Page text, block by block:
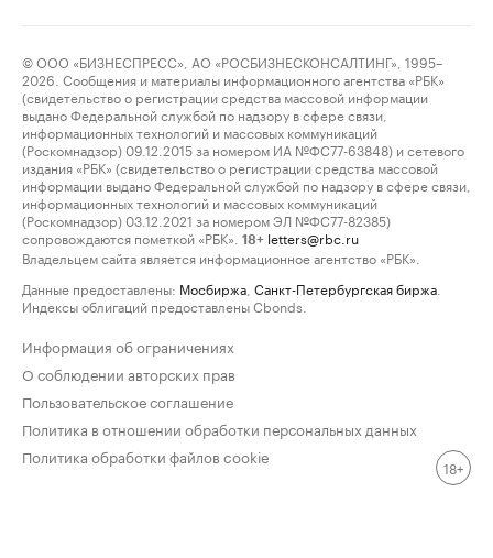
© ООО «БИЗНЕСПРЕСС», АО «РОСБИЗНЕСКОНСАЛТИНГ», 1995–
2026. Сообщения и материалы информационного агентства «РБК»
(свидетельство о регистрации средства массовой информации
выдано Федеральной службой по надзору в сфере связи,
информационных технологий и массовых коммуникаций
(Роскомнадзор) 09.12.2015 за номером ИА №ФС77-63848) и сетевого
издания «РБК» (свидетельство о регистрации средства массовой
информации выдано Федеральной службой по надзору в сфере связи,
информационных технологий и массовых коммуникаций
(Роскомнадзор) 03.12.2021 за номером ЭЛ №ФС77-82385)
сопровождаются пометкой «РБК».
18+ letters@rbc.ru
Владельцем сайта является информационное агентство «РБК».
Данные предоставлены: Мосбиржа Санкт-Петербургская биржа
Индексы облигаций предоставлены Cbonds.
Информация об ограничениях
О соблюдении авторских прав
Пользовательское соглашение
Политика в отношении обработки персональных данных
Политика обработки файлов cookie
18+